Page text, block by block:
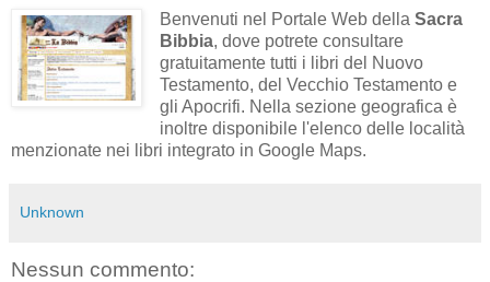
Benvenuti nel Portale Web della Sacra
Bibbia, dove potrete consultare
gratuitamente tutti i libri del Nuovo
Testamento, del Vecchio Testamento e
gli Apocrifi. Nella sezione geografica è
inoltre disponibile l'elenco delle località
menzionate nei libri integrato in Google Maps.
Unknown
Nessun commento: